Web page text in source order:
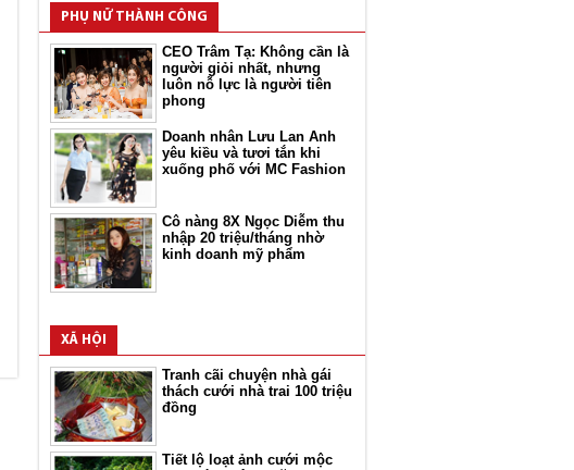
PHỤ NỮ THÀNH CÔNG
CEO Trâm Tạ: Không cần là
người giỏi nhất, nhưng
luôn nỗ lực là người tiên
phong
Doanh nhân Lưu Lan Anh
yêu kiều và tươi tắn khi
xuống phố với MC Fashion
Cô nàng 8X Ngọc Diễm thu
nhập 20 triệu/tháng nhờ
kinh doanh mỹ phẩm
XÃ HỘI
Tranh cãi chuyện nhà gái
thách cưới nhà trai 100 triệu
đồng
Tiết lộ loạt ảnh cưới mộc